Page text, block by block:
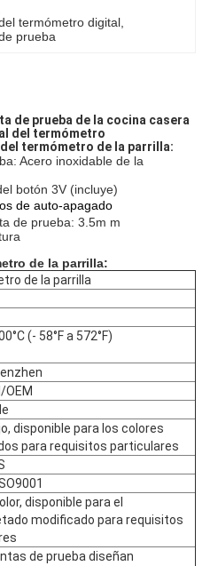
termómetro digital
prueba
de prueba de la cocina casera
del termómetro
termómetro de la parrilla:
Acero inoxidable de la
botón 3V (incluye)
de auto-apagado
de prueba: 3.5m m
de la parrilla:
de la parrilla
(- 58°F a 572°F)
OEM
disponible para los colores
para requisitos particulares
disponible para el
modificado para requisitos
de prueba diseñan